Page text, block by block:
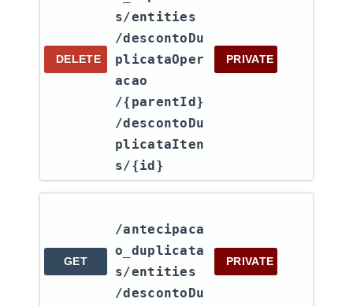
DELETE
s​/entities​
/descontoDu
plicataOper
acao​
/{parentId}​
/descontoDu
plicataIten
s​/{id}
PRIVATE
GET
/antecipaca
o_duplicata
s​/entities​
/descontoDu
PRIVATE